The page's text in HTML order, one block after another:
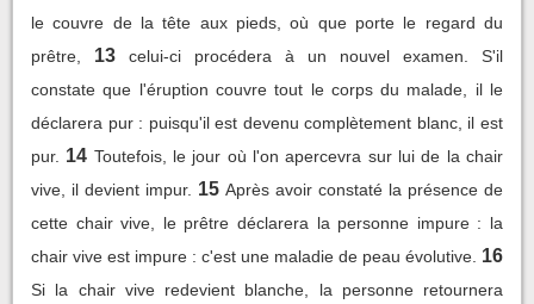
le couvre de la tête aux pieds, où que porte le regard du
prêtre,
13
celui-ci procédera à un nouvel examen. S'il
constate que l'éruption couvre tout le corps du malade, il le
déclarera pur : puisqu'il est devenu complètement blanc, il est
pur. 14 Toutefois, le jour où l'on apercevra sur lui de la chair
vive, il devient impur. 15 Après avoir constaté la présence de
cette chair vive, le prêtre déclarera la personne impure : la
chair vive est impure : c'est une maladie de peau évolutive. 16
Si la chair vive redevient blanche, la personne retournera